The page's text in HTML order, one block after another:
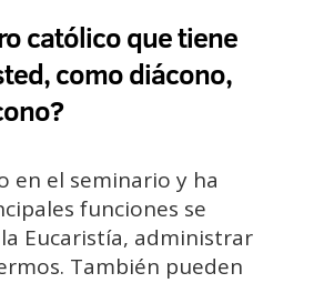
católico que tiene
como diácono,
en el seminario y ha
funciones se
Eucaristía, administrar
También pueden